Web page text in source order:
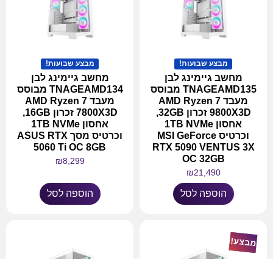
מבצע שבועות!
מחשב גיימינג לבן
TNAGEAMD135 מבוסס
מעבד AMD Ryzen 7
9800X3D זכרון 32GB,
אחסון 1TB NVMe
וכרטיס MSI GeForce
RTX 5090 VENTUS 3X
OC 32GB
₪21,490
הוספה לסל
מבצע שבועות!
מחשב גיימינג לבן
TNAGEAMD134 מבוסס
מעבד AMD Ryzen 7
7800X3D זכרון 16GB,
אחסון 1TB NVMe
וכרטיס מסך ASUS RTX
5060 Ti OC 8GB
₪8,299
הוספה לסל
מבצע!